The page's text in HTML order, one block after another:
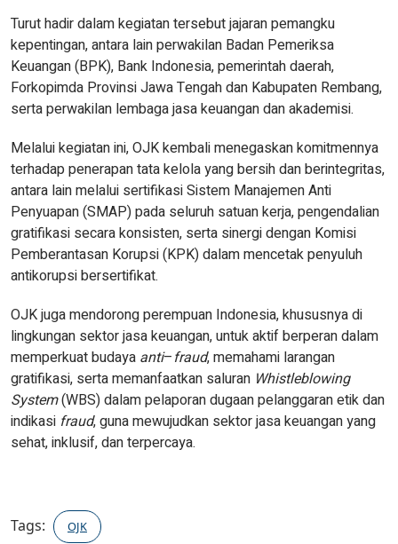
Turut hadir dalam kegiatan tersebut jajaran pemangku
kepentingan, antara lain perwakilan Badan Pemeriksa
Keuangan (BPK), Bank Indonesia, pemerintah daerah,
Forkopimda Provinsi Jawa Tengah dan Kabupaten Rembang,
serta perwakilan lembaga jasa keuangan dan akademisi.
Melalui kegiatan ini, OJK kembali menegaskan komitmennya
terhadap penerapan tata kelola yang bersih dan berintegritas,
antara lain melalui sertifikasi Sistem Manajemen Anti
Penyuapan (SMAP) pada seluruh satuan kerja, pengendalian
gratifikasi secara konsisten, serta sinergi dengan Komisi
Pemberantasan Korupsi (KPK) dalam mencetak penyuluh
antikorupsi bersertifikat.
OJK juga mendorong perempuan Indonesia, khususnya di
lingkungan sektor jasa keuangan, untuk aktif berperan dalam
memperkuat budaya anti–fraud, memahami larangan
gratifikasi, serta memanfaatkan saluran Whistleblowing
System(WBS) dalam pelaporan dugaan pelanggaran etik dan
indikasi fraud, guna mewujudkan sektor jasa keuangan yang
sehat, inklusif, dan terpercaya.
Tags: OJK